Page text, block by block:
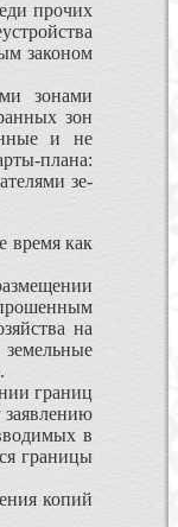
прочих
законом
зонами
зон
и не
плана:
зе­
время как
на
земельные
границ
заявлению
в
границы
копий